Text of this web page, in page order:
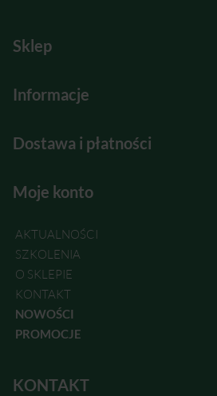
Sklep
Informacje
Dostawa i płatności
Moje konto
AKTUALNOŚCI
SZKOLENIA
O SKLEPIE
KONTAKT
NOWOŚCI
PROMOCJE
KONTAKT